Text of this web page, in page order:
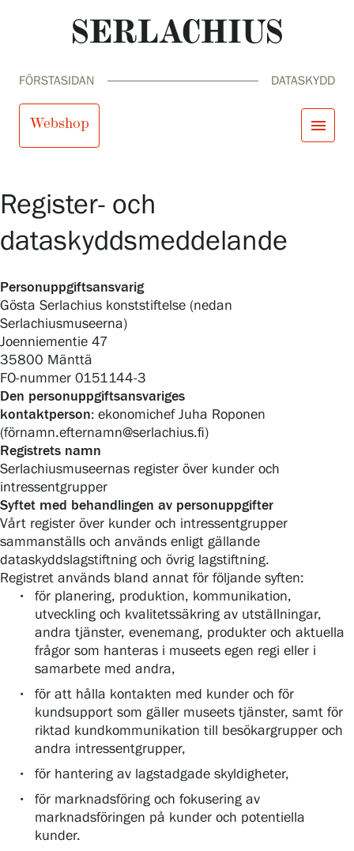
Utställningar
Serlachius Residens
SERLACHIUS+
FÖRSTASIDAN DATASKYDD
Webshop menu
searchSökfiensvja
Besök oss
Utställningar
Samlingar och museum
Serlachius Residens
Tjänster
SERLACHIUS+
Gösta Serlachius konststiftelse
Kontaktinformation
Restaurang Gösta
Serlachius Konstbastu
Register- och
dataskyddsmeddelande
Personuppgiftsansvarig
Gösta Serlachius konststiftelse (nedan
Serlachiusmuseerna)
Joenniementie 47
35800 Mänttä
FO-nummer 0151144-3
Den personuppgiftsansvariges
kontaktperson: ekonomichef Juha Roponen
(förnamn.efternamn@serlachius.fi)
Registrets namn
Serlachiusmuseernas register över kunder och
intressentgrupper
Syftet med behandlingen av personuppgifter
Vårt register över kunder och intressentgrupper
sammanställs och används enligt gällande
dataskyddslagstiftning och övrig lagstiftning.
Registret används bland annat för följande syften:
för planering, produktion, kommunikation,
utveckling och kvalitetssäkring av utställningar,
andra tjänster, evenemang, produkter och aktuella
frågor som hanteras i museets egen regi eller i
samarbete med andra,
för att hålla kontakten med kunder och för
kundsupport som gäller museets tjänster, samt för
riktad kundkommunikation till besökargrupper och
andra intressentgrupper,
för hantering av lagstadgade skyldigheter,
för marknadsföring och fokusering av
marknadsföringen på kunder och potentiella
kunder.